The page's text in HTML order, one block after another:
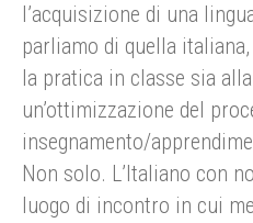
l’acquisizione di una
parliamo di quella
la pratica in classe sia
un’ottimizzazione del
insegnamento/
Non solo. L’Italiano con
luogo di incontro in cui